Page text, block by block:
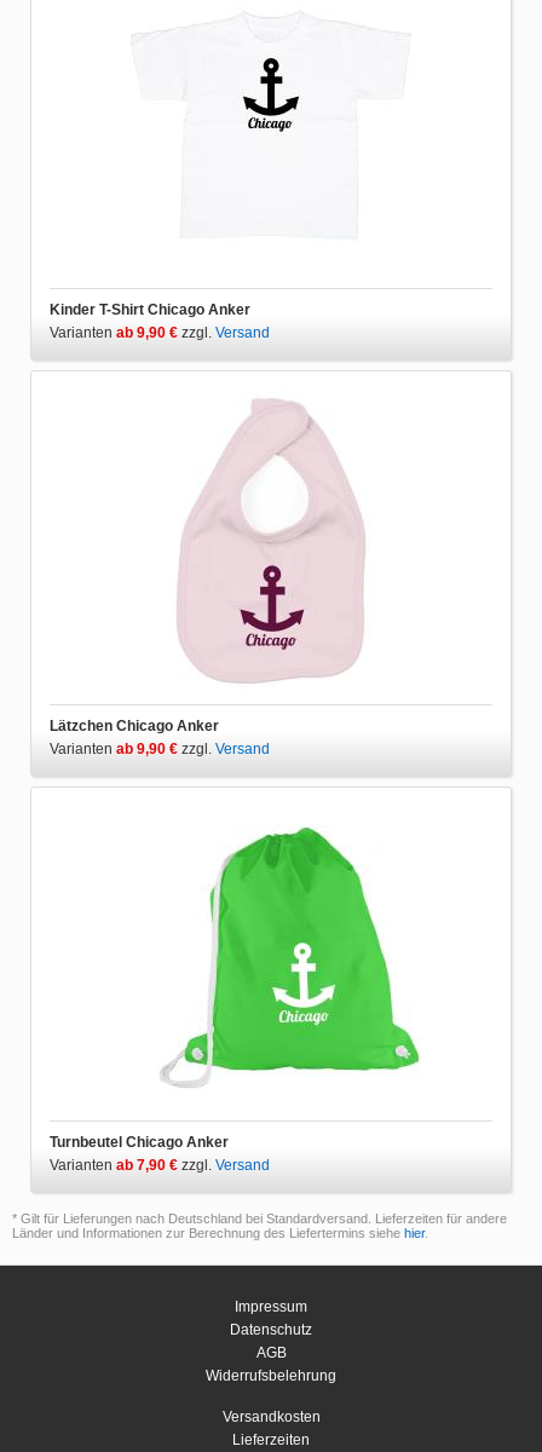
Kinder T-Shirt Chicago Anker
Varianten ab 9,90 € zzgl. Versand
Lätzchen Chicago Anker
Varianten ab 9,90 € zzgl. Versand
Turnbeutel Chicago Anker
Varianten ab 7,90 € zzgl. Versand
* Gilt für Lieferungen nach Deutschland bei Standardversand. Lieferzeiten für andere
Länder und Informationen zur Berechnung des Liefertermins siehe hier.
Impressum
Datenschutz
AGB
Widerrufsbelehrung
Versandkosten
Lieferzeiten